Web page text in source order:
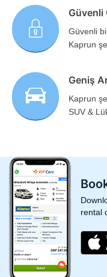
Güvenli
Güvenli
Kaprun
Geniş
Kaprun
SUV &
rental